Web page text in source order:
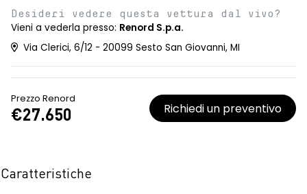
Desideri vedere questa vettura dal vivo?
Vieni a vederla presso: Renord S.p.a.
Via Clerici, 6/12 - 20099 Sesto San Giovanni, MI
Prezzo Renord
€27.650 Richiedi un preventivo
Caratteristiche